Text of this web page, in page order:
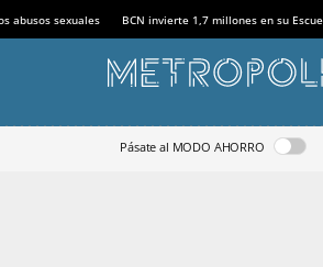
abusos sexuales BCN invierte 1,7 millones en su
Pásate al MODO AHORRO